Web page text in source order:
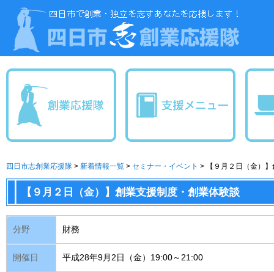
四日市志創業応援隊 > 新着情報一覧 > セミナー・イベント > 【９月２日（金）
【９月２日（金）】創業支援制度・創業体験談
分野 財務
開催日 平成28年9月2日（金）19:00～21:00